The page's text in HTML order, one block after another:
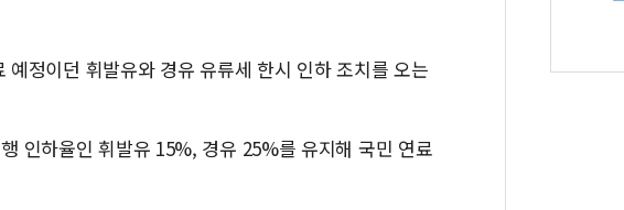
정이던 휘발유와 경유 유류세 한시 인하 조치를 오는
인하율인 휘발유 15%, 경유 25%를 유지해 국민 연료